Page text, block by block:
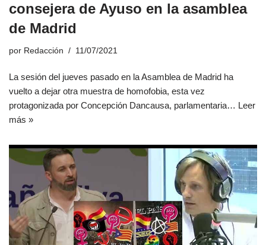
consejera de Ayuso en la asamblea
de Madrid
por Redacción 11/07/2021
La sesión del jueves pasado en la Asamblea de Madrid ha
vuelto a dejar otra muestra de homofobia, esta vez
protagonizada por Concepción Dancausa, parlamentaria… Leer
más »